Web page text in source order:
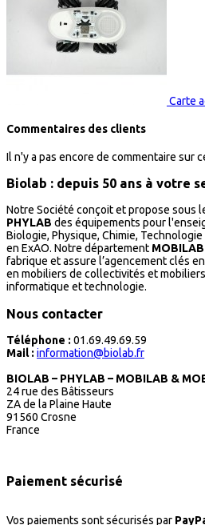
Carte
Commentaires des clients
Il n'y a pas encore de commentaire sur
Biolab : depuis 50 ans à votre
Notre Société conçoit et propose sous
PHYLAB des équipements pour
Biologie, Physique, Chimie,
en ExAO. Notre département
fabrique et assure l’agencement clés
en mobiliers de collectivités et
informatique et technologie.
Nous contacter
Téléphone : 01.69.49.69.59
Mail : information@biolab.fr
BIOLAB – PHYLAB – MOBILAB &
24 rue des Bâtisseurs
ZA de la Plaine Haute
91560 Crosne
France
Paiement sécurisé
Vos paiements sont sécurisés par